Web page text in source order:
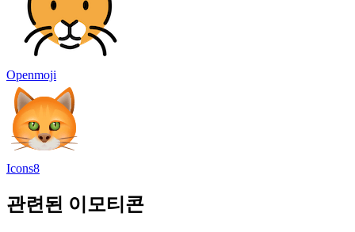
Openmoji
Icons8
관련된 이모티콘